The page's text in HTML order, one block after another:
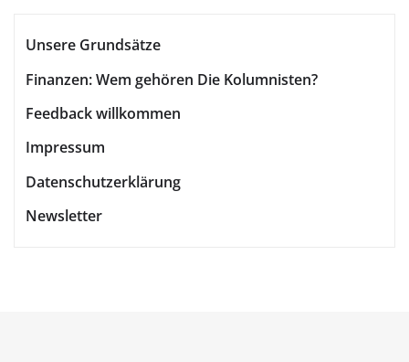
Unsere Grundsätze
Finanzen: Wem gehören Die Kolumnisten?
Feedback willkommen
Impressum
Datenschutzerklärung
Newsletter